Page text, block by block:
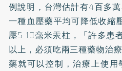
例說明，台灣估計有4百多
一種血壓藥平均可降低收縮
壓5-10毫米汞柱，「許多患
以上，必須吃兩三種藥物治
藥就可以控制，治療上使